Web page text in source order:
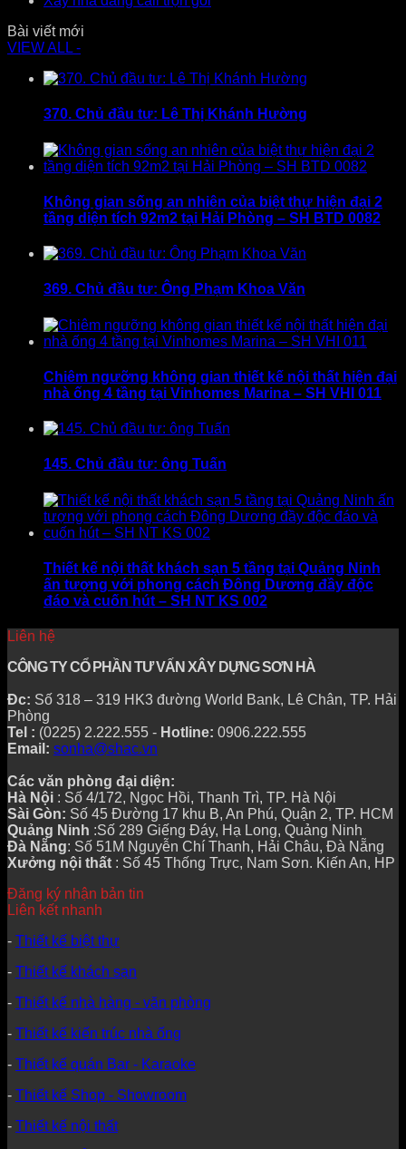
Bài viết mới
VIEW ALL -
370. Chủ đầu tư: Lê Thị Khánh Hường
Không gian sống an nhiên của biệt thự hiện đại 2
tầng diện tích 92m2 tại Hải Phòng – SH BTD 0082
369. Chủ đầu tư: Ông Phạm Khoa Văn
Chiêm ngưỡng không gian thiết kế nội thất hiện đại
nhà ống 4 tầng tại Vinhomes Marina – SH VHI 011
145. Chủ đầu tư: ông Tuấn
Thiết kế nội thất khách sạn 5 tầng tại Quảng Ninh
ấn tượng với phong cách Đông Dương đầy độc
đáo và cuốn hút – SH NT KS 002
Liên hệ
CÔNG TY CỔ PHẦN TƯ VẤN XÂY DỰNG SƠN HÀ
Đc: Số 318 – 319 HK3 đường World Bank, Lê Chân, TP. Hải
Phòng
Tel : (0225) 2.222.555 - Hotline: 0906.222.555
Email: sonha@shac.vn
Các văn phòng đại diện:
Hà Nội : Số 4/172, Ngọc Hồi, Thanh Trì, TP. Hà Nội
Sài Gòn: Số 45 Đường 17 khu B, An Phú, Quận 2, TP. HCM
Quảng Ninh :Số 289 Giếng Đáy, Hạ Long, Quảng Ninh
Đà Nẵng: Số 51M Nguyễn Chí Thanh, Hải Châu, Đà Nẵng
Xưởng nội thất : Số 45 Thống Trực, Nam Sơn. Kiến An, HP
Đăng ký nhận bản tin
Liên kết nhanh
- Thiết kế biệt thự
- Thiết kế khách sạn
- Thiết kế nhà hàng - văn phòng
- Thiết kế kiến trúc nhà ống
- Thiết kế quán Bar - Karaoke
- Thiết kế Shop - Showroom
- Thiết kế nội thất